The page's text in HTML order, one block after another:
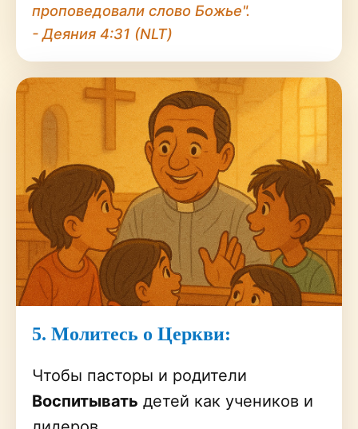
проповедовали слово Божье".
- Деяния 4:31 (NLT)
5. Молитесь о Церкви:
Чтобы пасторы и родители
Воспитывать детей как учеников и